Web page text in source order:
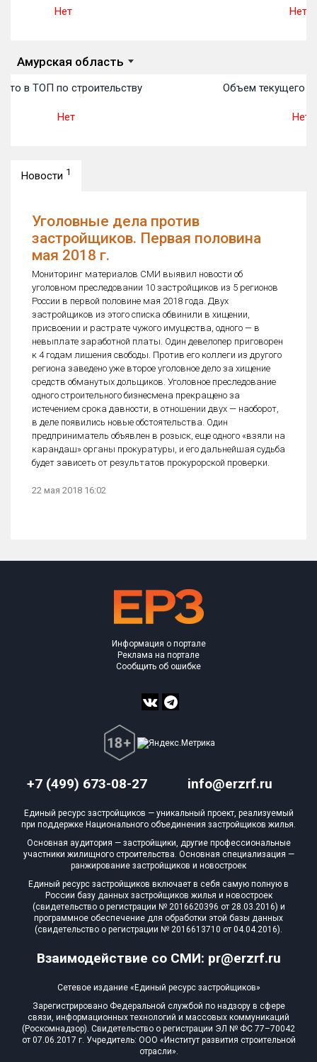
Нет Нет
Амурская область
в ТОП по строительству
Нет
Объем текущего
Нет
Новости 1
Уголовные дела против
застройщиков. Первая половина
мая 2018 г.
Мониторинг материалов СМИ выявил новости об
уголовном преследовании 10 застройщиков из 5 регионов
России в первой половине мая 2018 года. Двух
застройщиков из этого списка обвинили в хищении,
присвоении и растрате чужого имущества, одного — в
невыплате заработной платы. Один девелопер приговорен
к 4 годам лишения свободы. Против его коллеги из другого
региона заведено уже второе уголовное дело за хищение
средств обманутых дольщиков. Уголовное преследование
одного строительного бизнесмена прекращено за
истечением срока давности, в отношении двух — наоборот,
в деле появились новые обстоятельства. Один
предприниматель объявлен в розыск, еще одного «взяли на
карандаш» органы прокуратуры, и его дальнейшая судьба
будет зависеть от результатов прокурорской проверки.
22 мая 2018 16:02
+7 (499) 673-08-27 info@erzrf.ru
Взаимодействие со СМИ: pr@erzrf.ru
Информация о портале
Реклама на портале
Сообщить об ошибке
Единый ресурс застройщиков — уникальный проект, реализуемый
при поддержке Национального объединения застройщиков жилья.
Основная аудитория — застройщики, другие профессиональные
участники жилищного строительства. Основная специализация —
ранжирование застройщиков и новостроек
Единый ресурс застройщиков включает в себя самую полную в
России базу данных застройщиков жилья и новостроек
(свидетельство о регистрации № 2016620396 от 28.03.2016) и
программное обеспечение для обработки этой базы данных
(свидетельство о регистрации № 2016613710 от 04.04.2016).
Сетевое издание «Единый ресурс застройщиков»
Зарегистрировано Федеральной службой по надзору в сфере
связи, информационных технологий и массовых коммуникаций
(Роскомнадзор). Свидетельство о регистрации ЭЛ № ФС 77–70042
от 07.06.2017 г. Учредитель: ООО «Институт развития строительной
отрасли».